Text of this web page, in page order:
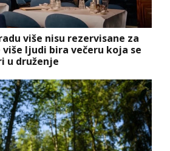
više nisu rezervisane za
ljudi bira večeru koja se
u druženje